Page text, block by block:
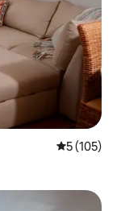
Średnia
5 (105)